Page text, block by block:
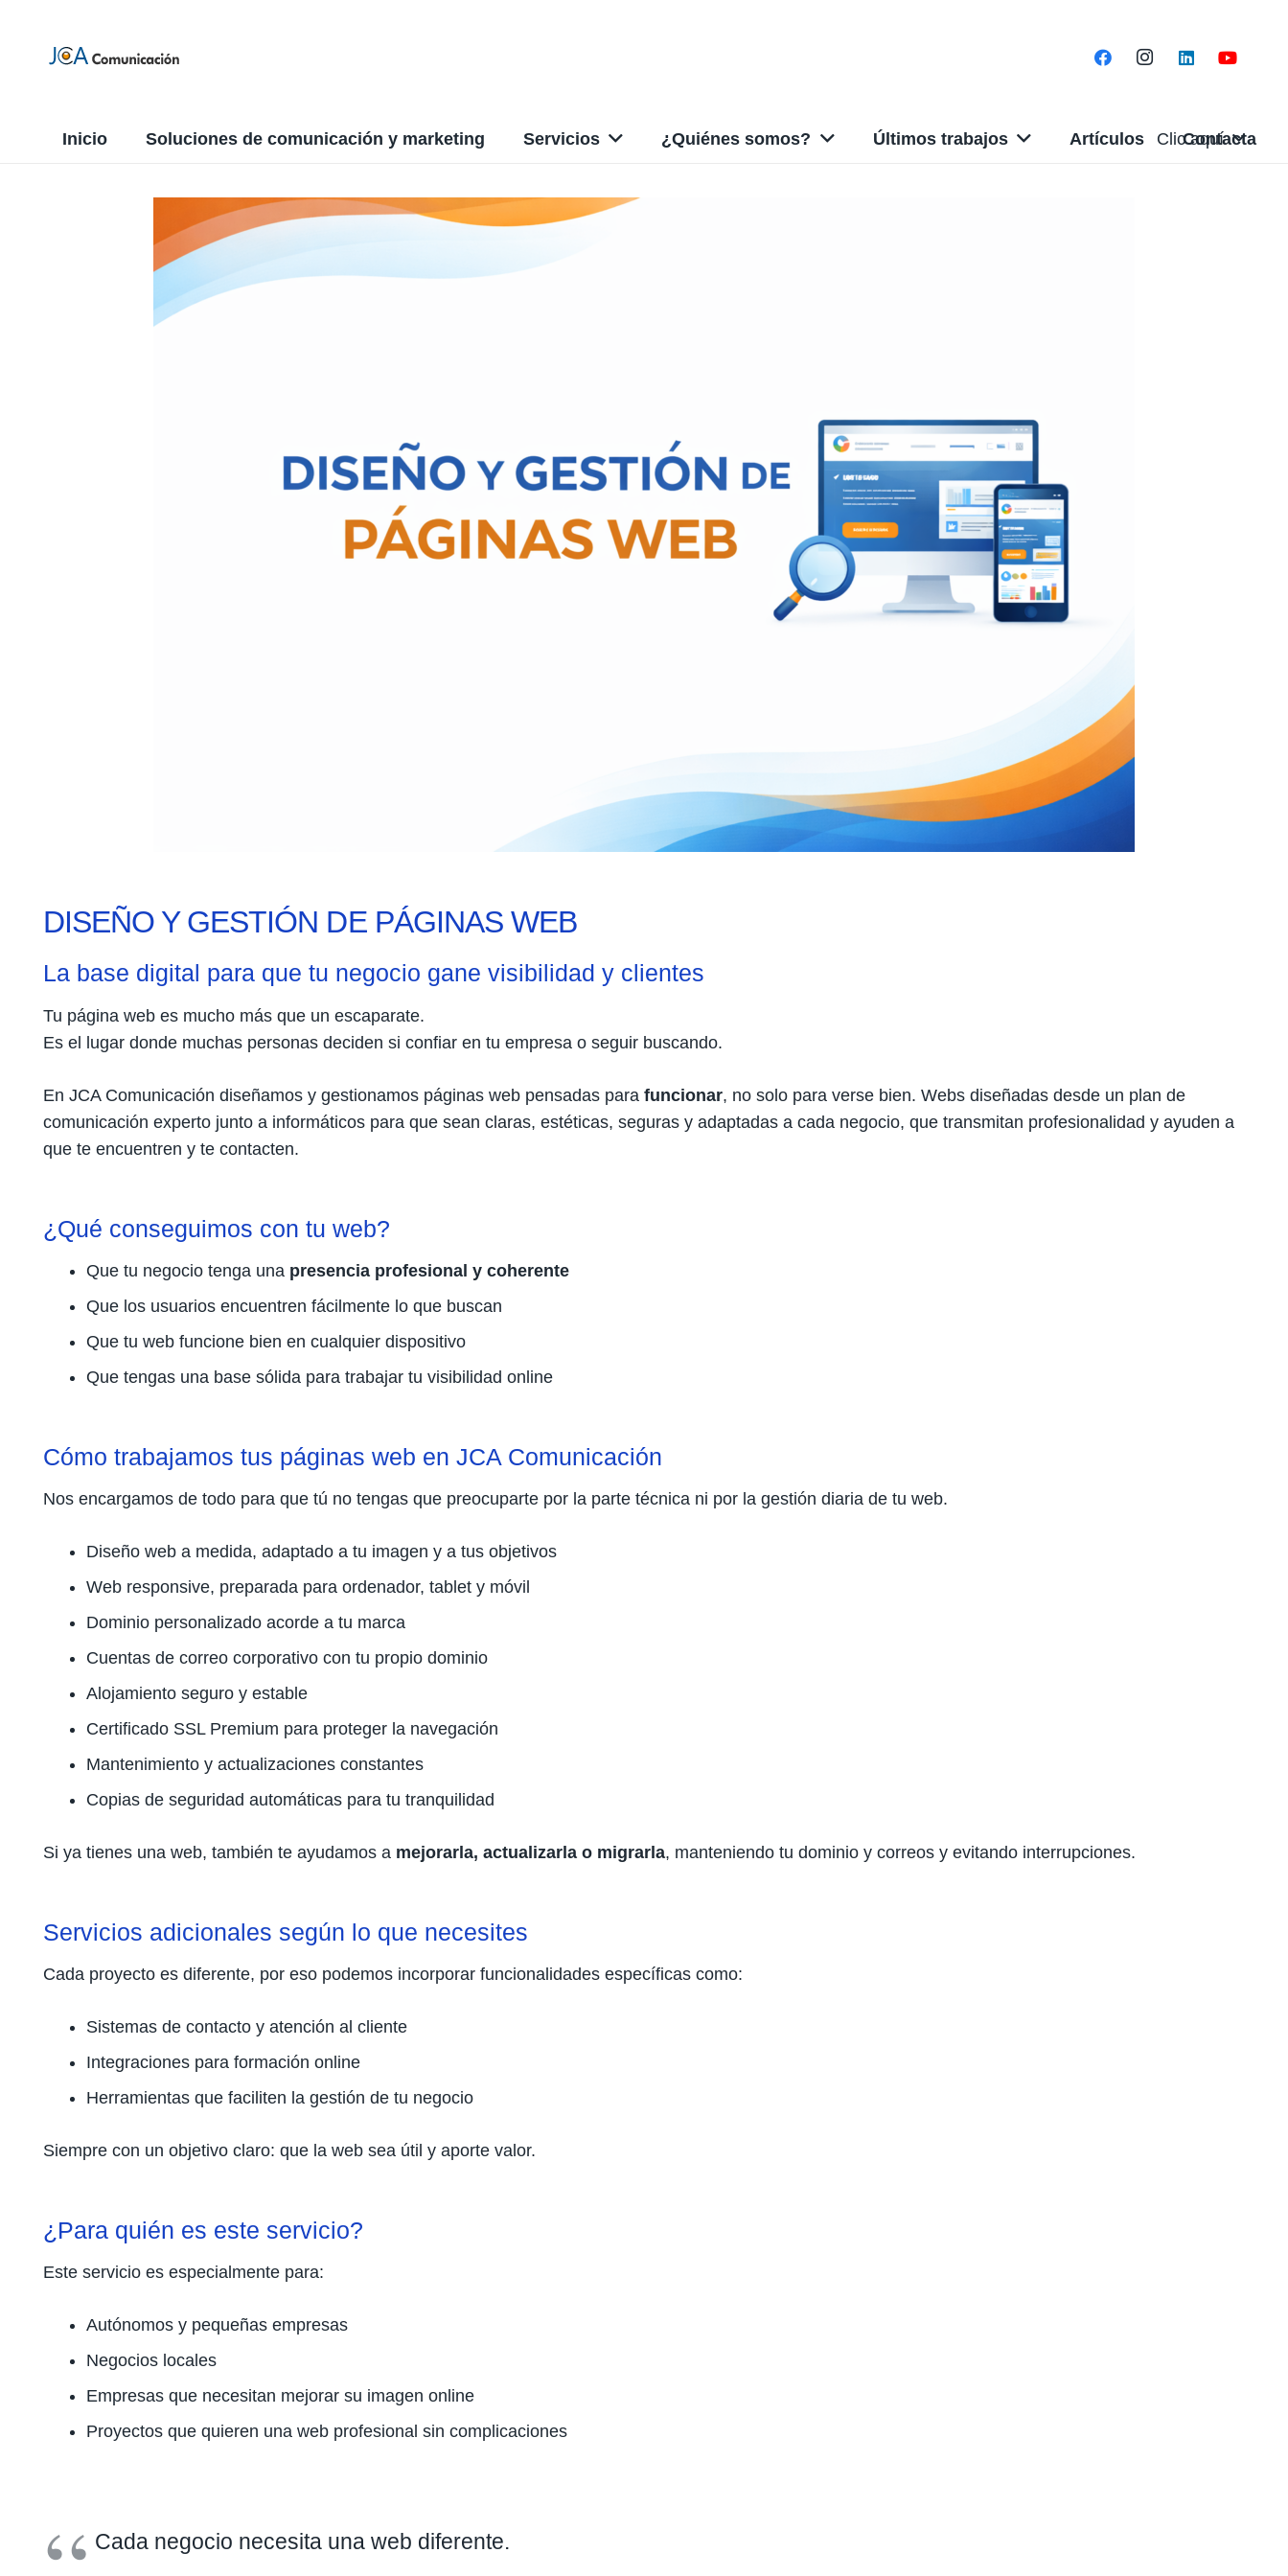
Inicio Soluciones de comunicación y marketing Servicios ¿Quiénes somos? Últimos trabajos Artículos Contacta
Clic aquí
DISEÑO Y GESTIÓN DE PÁGINAS WEB
La base digital para que tu negocio gane visibilidad y clientes
Tu página web es mucho más que un escaparate.
Es el lugar donde muchas personas deciden si confiar en tu empresa o seguir buscando.
En JCA Comunicación diseñamos y gestionamos páginas web pensadas para funcionar, no solo para verse bien. Webs diseñadas desde un plan de
comunicación experto junto a informáticos para que sean claras, estéticas, seguras y adaptadas a cada negocio, que transmitan profesionalidad y ayuden a
que te encuentren y te contacten.
¿Qué conseguimos con tu web?
Que tu negocio tenga una presencia profesional y coherente
Que los usuarios encuentren fácilmente lo que buscan
Que tu web funcione bien en cualquier dispositivo
Que tengas una base sólida para trabajar tu visibilidad online
Cómo trabajamos tus páginas web en JCA Comunicación
Nos encargamos de todo para que tú no tengas que preocuparte por la parte técnica ni por la gestión diaria de tu web.
Diseño web a medida, adaptado a tu imagen y a tus objetivos
Web responsive, preparada para ordenador, tablet y móvil
Dominio personalizado acorde a tu marca
Cuentas de correo corporativo con tu propio dominio
Alojamiento seguro y estable
Certificado SSL Premium para proteger la navegación
Mantenimiento y actualizaciones constantes
Copias de seguridad automáticas para tu tranquilidad
Si ya tienes una web, también te ayudamos a mejorarla, actualizarla o migrarla, manteniendo tu dominio y correos y evitando interrupciones.
Servicios adicionales según lo que necesites
Cada proyecto es diferente, por eso podemos incorporar funcionalidades específicas como:
Sistemas de contacto y atención al cliente
Integraciones para formación online
Herramientas que faciliten la gestión de tu negocio
Siempre con un objetivo claro: que la web sea útil y aporte valor.
¿Para quién es este servicio?
Este servicio es especialmente para:
Autónomos y pequeñas empresas
Negocios locales
Empresas que necesitan mejorar su imagen online
Proyectos que quieren una web profesional sin complicaciones
Cada negocio necesita una web diferente.